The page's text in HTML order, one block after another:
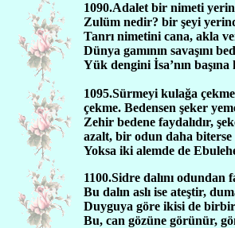
1090.Adalet bir nimeti
Zulüm nedir? bir şeyi
Tanrı nimetini cana, akla
Dünya gamının savaşını
Yük dengini İsa’nın
1095.Sürmeyi kulağa
çekme. Bedensen şeker
Zehir bedene faydalıdır,
azalt, bir odun daha biterse
Yoksa iki alemde de
1100.Sidre dalını
Bu dalın aslı ise ateştir,
Duyguya göre ikisi de
Bu, can gözüne görünür,